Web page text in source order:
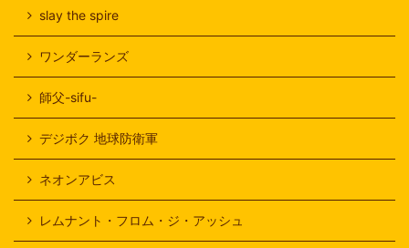
slay the spire
ワンダーランズ
師父-sifu-
デジボク 地球防衛軍
ネオンアビス
レムナント・フロム・ジ・アッシュ